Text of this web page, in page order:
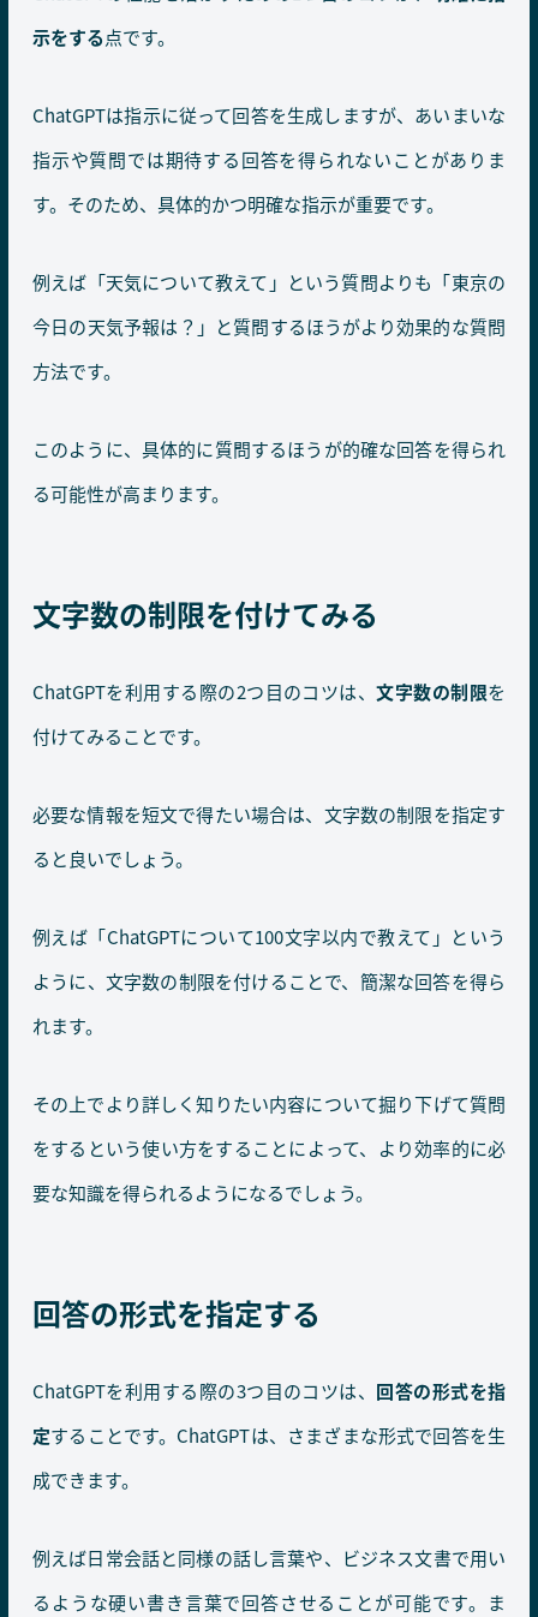
示をする点です。
ChatGPTは指示に従って回答を生成しますが、あいまいな
指示や質問では期待する回答を得られないことがありま
す。そのため、具体的かつ明確な指示が重要です。
例えば「天気について教えて」という質問よりも「東京の
今日の天気予報は？」と質問するほうがより効果的な質問
方法です。
このように、具体的に質問するほうが的確な回答を得られ
る可能性が高まります。
文字数の制限を付けてみる
ChatGPTを利用する際の2つ目のコツは、文字数の制限を
付けてみることです。
必要な情報を短文で得たい場合は、文字数の制限を指定す
ると良いでしょう。
例えば「ChatGPTについて100文字以内で教えて」という
ように、文字数の制限を付けることで、簡潔な回答を得ら
れます。
その上でより詳しく知りたい内容について掘り下げて質問
をするという使い方をすることによって、より効率的に必
要な知識を得られるようになるでしょう。
回答の形式を指定する
ChatGPTを利用する際の3つ目のコツは、 回答の形式を指
定することです。ChatGPTは、さまざまな形式で回答を生
成できます。
例えば日常会話と同様の話し言葉や、ビジネス文書で用い
るような硬い書き言葉で回答させることが可能です。ま